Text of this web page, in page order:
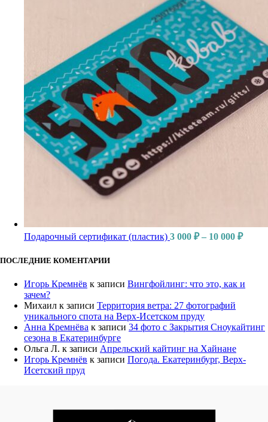
Подарочный сертификат (пластик) 3 000 ₽ – 10 000 ₽
ПОСЛЕДНИЕ КОМЕНТАРИИ
Игорь Кремнёв к записи Вингфойлинг: что это, как и
зачем?
Михаил к записи Территория ветра: 27 фотографий
уникального спота на Верх-Исетском пруду
Анна Кремнёва к записи 34 фото с Закрытия Сноукайтинг
сезона в Екатеринбурге
Ольга Л. к записи Апрельский кайтинг на Хайнане
Игорь Кремнёв к записи Погода. Екатеринбург, Верх-
Исетский пруд